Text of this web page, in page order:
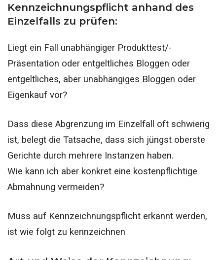
Kennzeichnungspflicht anhand des
Einzelfalls zu prüfen:
Liegt ein Fall unabhängiger Produkttest/-
Präsentation oder entgeltliches Bloggen oder
entgeltliches, aber unabhängiges Bloggen oder
Eigenkauf vor?
Dass diese Abgrenzung im Einzelfall oft schwierig
ist, belegt die Tatsache, dass sich jüngst oberste
Gerichte durch mehrere Instanzen haben.
Wie kann ich aber konkret eine kostenpflichtige
Abmahnung vermeiden?
Muss auf Kennzeichnungspflicht erkannt werden,
ist wie folgt zu kennzeichnen